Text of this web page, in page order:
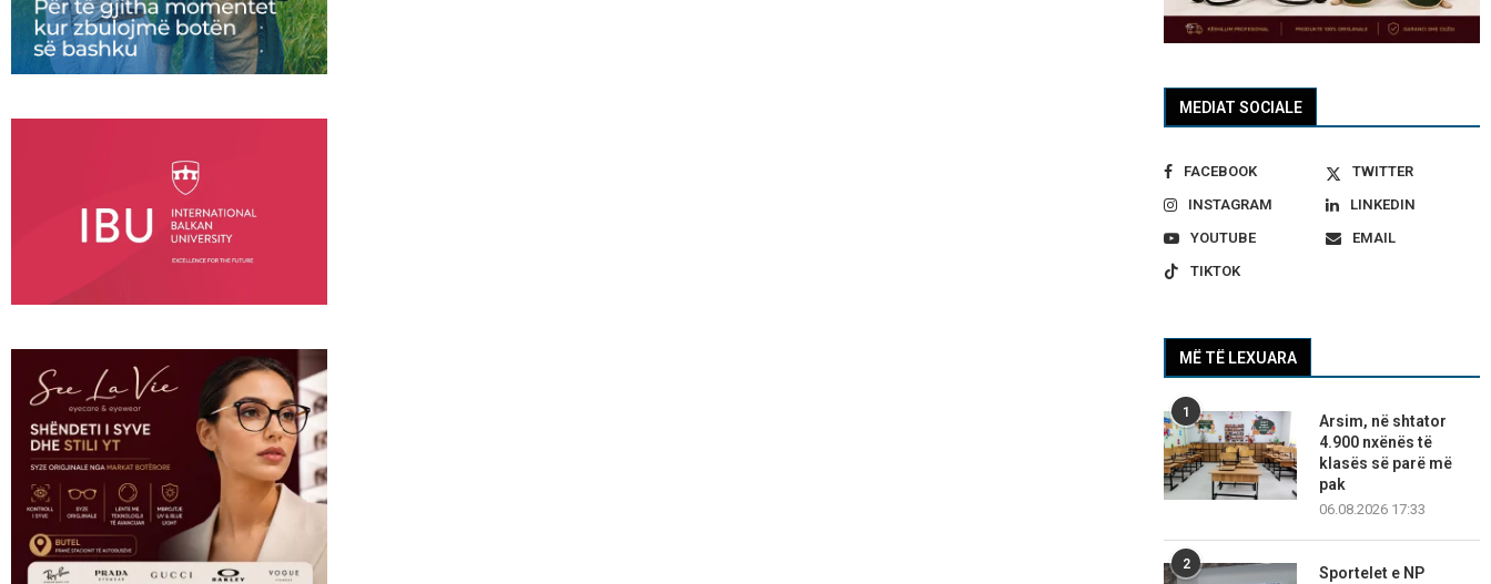
MEDIAT SOCIALE
FACEBOOK
TWITTER
INSTAGRAM
LINKEDIN
YOUTUBE
EMAIL
TIKTOK
MË TË LEXUARA
1
Arsim, në shtator
4.900 nxënës të
klasës së parë më
pak
06.08.2026 17:33
2
Sportelet e NP